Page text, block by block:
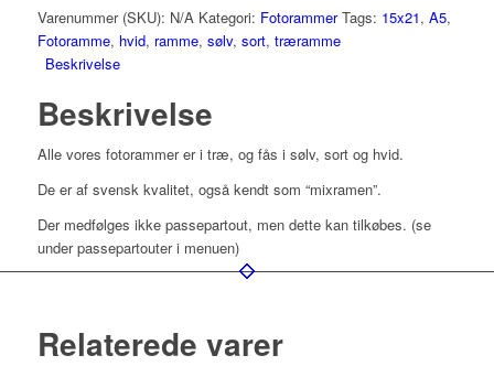
Varenummer (SKU): N/A Kategori: Fotorammer Tags: 15x21, A5,
Fotoramme, hvid, ramme, sølv, sort, træramme
Beskrivelse
Beskrivelse
Alle vores fotorammer er i træ, og fås i sølv, sort og hvid.
De er af svensk kvalitet, også kendt som “mixramen”.
Der medfølges ikke passepartout, men dette kan tilkøbes. (se
under passepartouter i menuen)
Relaterede varer